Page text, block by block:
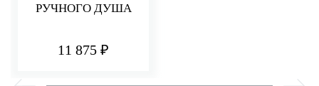
РУЧНОГО ДУША
11 875 ₽